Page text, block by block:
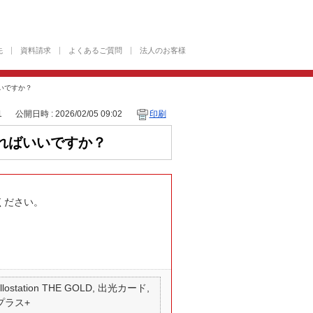
資料請求 よくあるご質問 法人のお客様
ですか？
公開日時 : 2026/02/05 09:02 印刷
ばいいですか？
さい。
THE GOLD, 出光カード,
ラス+